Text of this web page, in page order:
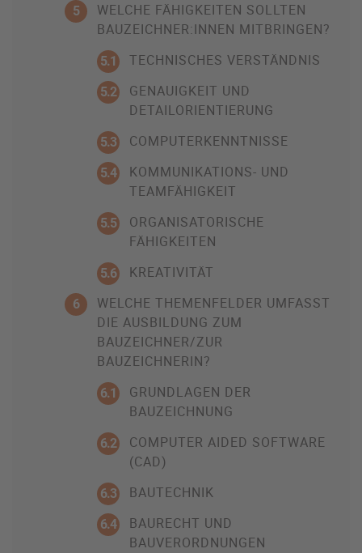
5
WELCHE FÄHIGKEITEN SOLLTEN
BAUZEICHNER:INNEN MITBRINGEN?
5.1 TECHNISCHES VERSTÄNDNIS
5.2
GENAUIGKEIT UND
DETAILORIENTIERUNG
5.3 COMPUTERKENNTNISSE
5.4
KOMMUNIKATIONS- UND
TEAMFÄHIGKEIT
5.5
ORGANISATORISCHE
FÄHIGKEITEN
5.6 KREATIVITÄT
6
WELCHE THEMENFELDER UMFASST
DIE AUSBILDUNG ZUM
BAUZEICHNER/ZUR
BAUZEICHNERIN?
6.1
GRUNDLAGEN DER
BAUZEICHNUNG
6.2
COMPUTER AIDED SOFTWARE
(CAD)
6.3 BAUTECHNIK
6.4
BAURECHT UND
BAUVERORDNUNGEN